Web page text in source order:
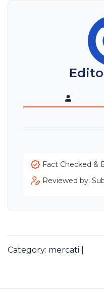
Fact Checked &
Reviewed by:
Category: mercati